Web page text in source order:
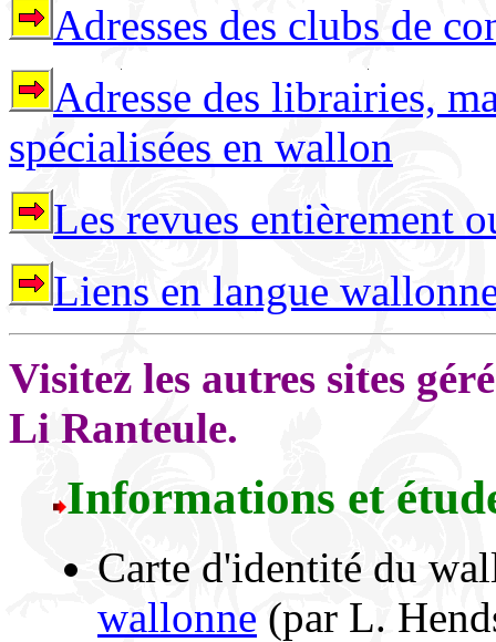
Adresses des clubs de
Adresse des librairies,
spécialisées en wallon
Les revues entièrement
Liens en langue
Visitez les autres sites
Li Ranteule.
Informations et
Carte d'identité du
wallonne (par L.